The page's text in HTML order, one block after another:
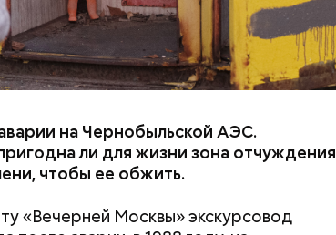
на Чернобыльской АЭС.
ли для жизни зона отчуждения
чтобы ее обжить.
«Вечерней Москвы» экскурсовод